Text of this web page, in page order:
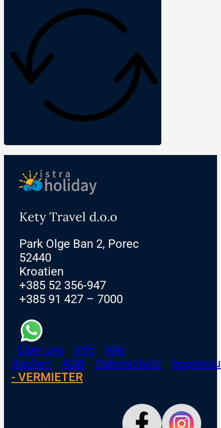
Kety Travel d.o.o
Park Olge Ban 2, Porec
52440
Kroatien
+385 52 356-947
+385 91 427 – 7000
Über uns Info
Wie
Buchen
AGB Datenschutz
- VERMIETER